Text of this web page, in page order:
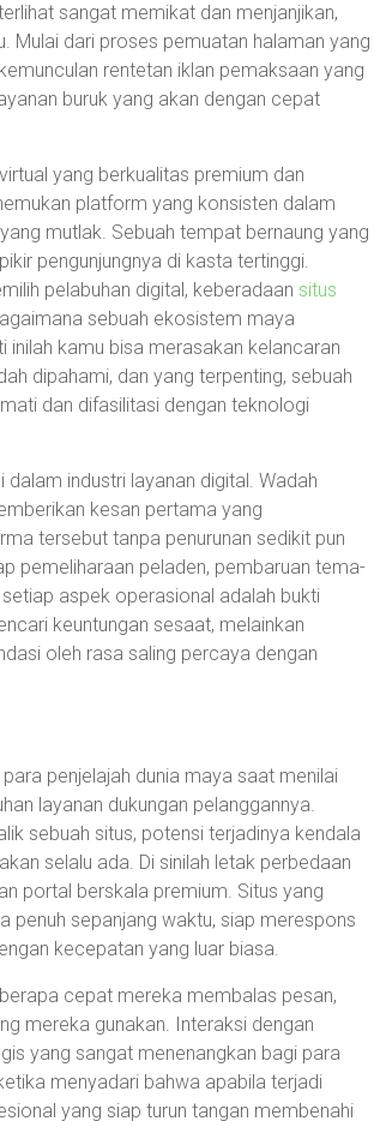
sangat memikat dan menjanjikan,
Mulai dari proses pemuatan halaman yang
rentetan iklan pemaksaan yang
buruk yang akan dengan cepat
yang berkualitas premium dan
platform yang konsisten dalam
mutlak. Sebuah tempat bernaung yang
pengunjungnya di kasta tertinggi.
pelabuhan digital, keberadaan situs
sebuah ekosistem maya
inilah kamu bisa merasakan kelancaran
dipahami, dan yang terpenting, sebuah
dan difasilitasi dengan teknologi
industri layanan digital. Wadah
kesan pertama yang
tersebut tanpa penurunan sedikit pun
pemeliharaan peladen, pembaruan tema-
aspek operasional adalah bukti
keuntungan sesaat, melainkan
oleh rasa saling percaya dengan
penjelajah dunia maya saat menilai
layanan dukungan pelanggannya.
sebuah situs, potensi terjadinya kendala
selalu ada. Di sinilah letak perbedaan
portal berskala premium. Situs yang
penuh sepanjang waktu, siap merespons
kecepatan yang luar biasa.
cepat mereka membalas pesan,
mereka gunakan. Interaksi dengan
yang sangat menenangkan bagi para
menyadari bahwa apabila terjadi
yang siap turun tangan membenahi